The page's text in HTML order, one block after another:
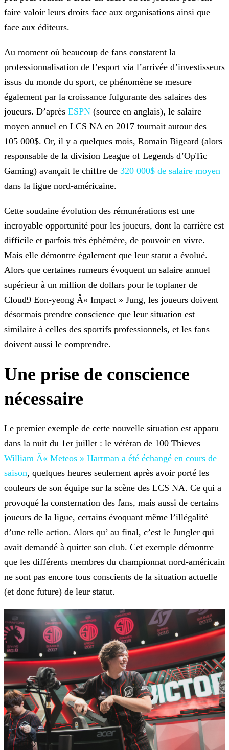
faire valoir leurs droits face aux organisations ainsi que
face aux éditeurs.
Au moment où beaucoup de fans constatent la
professionnalisation de l’esport via l’arrivée d’investisseurs
issus du monde du sport, ce phénomène se mesure
également par la croissance fulgurante des salaires des
joueurs. D’après ESPN (source en anglais), le salaire
moyen annuel en LCS NA en 2017 tournait autour des
105 000$. Or, il y a quelques mois, Romain Bigeard (alors
responsable de la division League of Legends d’OpTic
Gaming) avançait le chiffre de 320 000$ de salaire moyen
dans la ligue nord-américaine.
Cette soudaine évolution des rémunérations est une
incroyable opportunité pour les joueurs, dont la carrière est
difficile et parfois très éphémère, de pouvoir en vivre.
Mais elle démontre également que leur statut a évolué.
Alors que certaines rumeurs évoquent un salaire annuel
supérieur à un million de dollars pour le toplaner de
Cloud9 Eon-yeong Â« Impact » Jung, les joueurs doivent
désormais prendre conscience que leur situation est
similaire à celles des sportifs professionnels, et les fans
doivent aussi le comprendre.
Une prise de conscience
nécessaire
Le premier exemple de cette nouvelle situation est apparu
dans la nuit du 1er juillet : le vétéran de 100 Thieves
William Â« Meteos » Hartman a été échangé en cours de
saison, quelques heures seulement après avoir porté les
couleurs de son équipe sur la scène des LCS NA. Ce qui a
provoqué la consternation des fans, mais aussi de certains
joueurs de la ligue, certains évoquant même l’illégalité
d’une telle action. Alors qu’ au final, c’est le Jungler qui
avait demandé à quitter son club. Cet exemple démontre
que les différents membres du championnat nord-américain
ne sont pas encore tous conscients de la situation actuelle
(et donc future) de leur statut.